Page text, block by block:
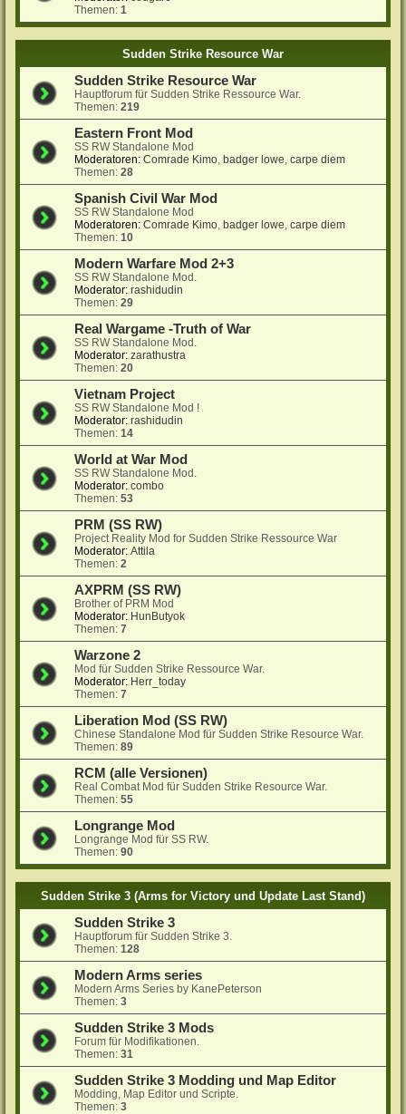
Themen:1
Sudden Strike Resource War
Sudden Strike Resource War
Hauptforum für Sudden Strike Ressource War.
Themen:219
Eastern Front Mod
SS RW Standalone Mod
Moderatoren: Comrade Kimo, badger lowe,carpe diem
Themen:28
Spanish Civil War Mod
SS RW Standalone Mod
Moderatoren: Comrade Kimo, badger lowe,carpe diem
Themen:10
Modern Warfare Mod 2+3
SS RW Standalone Mod.
Moderator: rashidudin
Themen:29
Real Wargame -Truth of War
SS RW Standalone Mod.
Moderator: zarathustra
Themen:20
Vietnam Project
SS RW Standalone Mod !
Moderator: rashidudin
Themen:14
World at War Mod
SS RW Standalone Mod.
Moderator: combo
Themen:53
PRM (SS RW)
Project Reality Mod for Sudden Strike Ressource War
Moderator: Attila
Themen:2
AXPRM (SS RW)
Brother of PRM Mod
Moderator: HunButyok
Themen:7
Warzone 2
Mod für Sudden Strike Ressource War.
Moderator: Herr_today
Themen:7
Liberation Mod (SS RW)
Chinese Standalone Mod für Sudden Strike Resource War.
Themen:89
RCM (alle Versionen)
Real Combat Mod für Sudden Strike Resource War.
Themen:55
Longrange Mod
Longrange Mod für SS RW.
Themen:90
Sudden Strike 3 (Arms for Victory und Update Last Stand)
Sudden Strike 3
Hauptforum für Sudden Strike 3.
Themen:128
Modern Arms series
Modern Arms Series by KanePeterson
Themen:3
Sudden Strike 3 Mods
Forum für Modifikationen.
Themen:31
Sudden Strike 3 Modding und Map Editor
Modding, Map Editor und Scripte.
Themen:3